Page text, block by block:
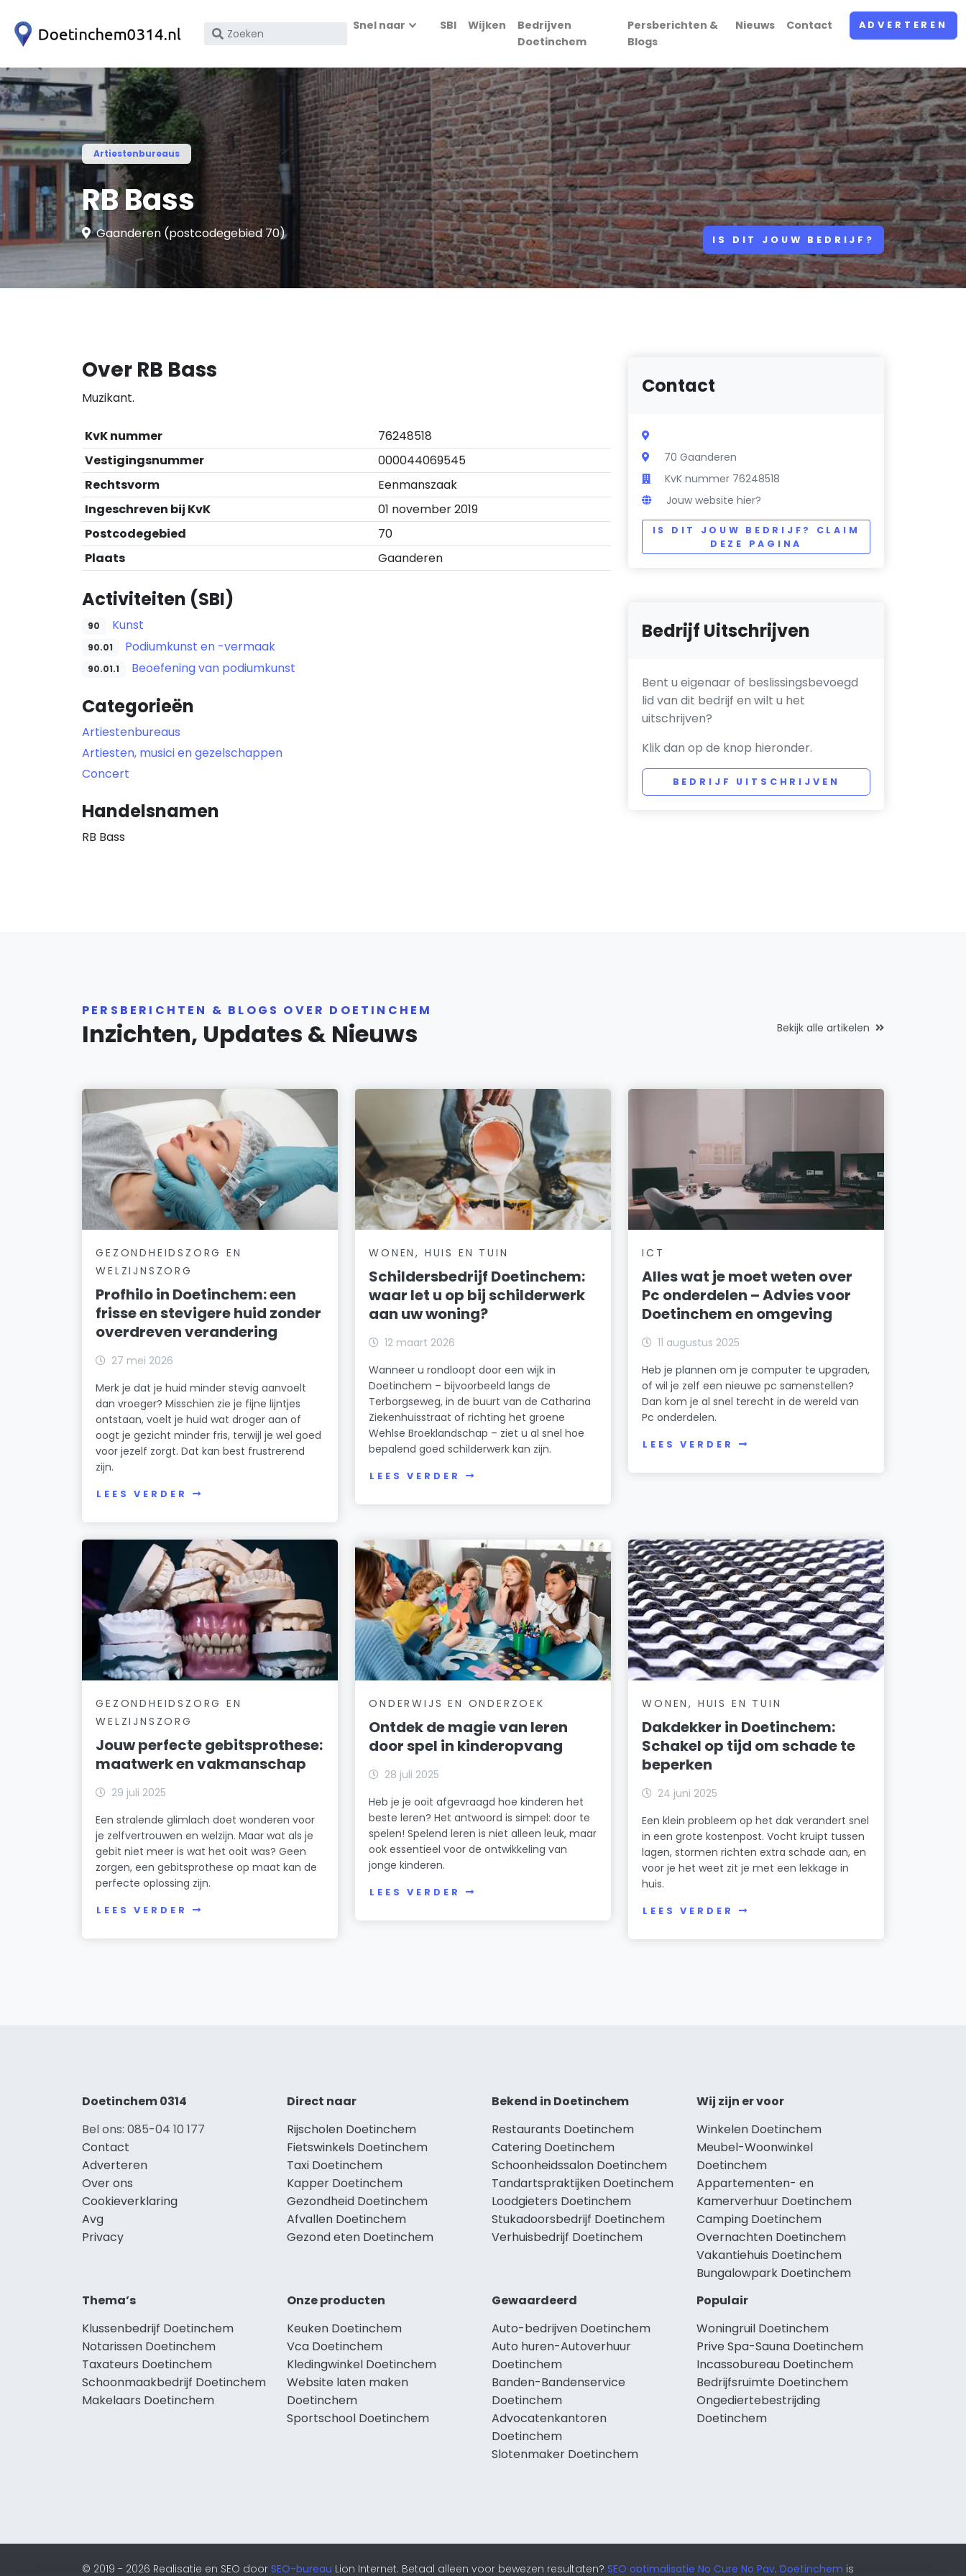
Zoek
bedrijfsnaam
of
KvK
nummer
Snel naar SBI Wijken
Bedrijven
Doetinchem
Persberichten &
Blogs
Nieuws Contact ADVERTEREN
Artiestenbureaus
RB Bass
Gaanderen (postcodegebied 70) IS DIT JOUW BEDRIJF?
Over RB Bass
Muzikant.
KvK nummer
76248518
Vestigingsnummer
000044069545
Rechtsvorm
Eenmanszaak
Ingeschreven bij KvK
01 november 2019
Postcodegebied
70
Plaats
Gaanderen
Activiteiten (SBI)
90 Kunst
90.01 Podiumkunst en -vermaak
90.01.1 Beoefening van podiumkunst
Categorieën
Artiestenbureaus
Artiesten, musici en gezelschappen
Concert
Handelsnamen
RB Bass
Contact
70 Gaanderen
KvK nummer 76248518
Jouw website hier?
IS DIT JOUW BEDRIJF? CLAIM
DEZE PAGINA
Bedrijf Uitschrijven
Bent u eigenaar of beslissingsbevoegd
lid van dit bedrijf en wilt u het
uitschrijven?
Klik dan op de knop hieronder.
BEDRIJF UITSCHRIJVEN
PERSBERICHTEN & BLOGS OVER DOETINCHEM
Inzichten, Updates & Nieuws Bekijk alle artikelen
GEZONDHEIDSZORG EN
WELZIJNSZORG
Profhilo in Doetinchem: een
frisse en stevigere huid zonder
overdreven verandering
27 mei 2026
Merk je dat je huid minder stevig aanvoelt
dan vroeger? Misschien zie je fijne lijntjes
ontstaan, voelt je huid wat droger aan of
oogt je gezicht minder fris, terwijl je wel goed
voor jezelf zorgt. Dat kan best frustrerend
zijn.
LEES VERDER
WONEN, HUIS EN TUIN
Schildersbedrijf Doetinchem:
waar let u op bij schilderwerk
aan uw woning?
12 maart 2026
Wanneer u rondloopt door een wijk in
Doetinchem – bijvoorbeeld langs de
Terborgseweg, in de buurt van de Catharina
Ziekenhuisstraat of richting het groene
Wehlse Broeklandschap – ziet u al snel hoe
bepalend goed schilderwerk kan zijn.
LEES VERDER
ICT
Alles wat je moet weten over
Pc onderdelen – Advies voor
Doetinchem en omgeving
11 augustus 2025
Heb je plannen om je computer te upgraden,
of wil je zelf een nieuwe pc samenstellen?
Dan kom je al snel terecht in de wereld van
Pc onderdelen.
LEES VERDER
GEZONDHEIDSZORG EN
WELZIJNSZORG
Jouw perfecte gebitsprothese:
maatwerk en vakmanschap
29 juli 2025
Een stralende glimlach doet wonderen voor
je zelfvertrouwen en welzijn. Maar wat als je
gebit niet meer is wat het ooit was? Geen
zorgen, een gebitsprothese op maat kan de
perfecte oplossing zijn.
LEES VERDER
ONDERWIJS EN ONDERZOEK
Ontdek de magie van leren
door spel in kinderopvang
28 juli 2025
Heb je je ooit afgevraagd hoe kinderen het
beste leren? Het antwoord is simpel: door te
spelen! Spelend leren is niet alleen leuk, maar
ook essentieel voor de ontwikkeling van
jonge kinderen.
LEES VERDER
WONEN, HUIS EN TUIN
Dakdekker in Doetinchem:
Schakel op tijd om schade te
beperken
24 juni 2025
Een klein probleem op het dak verandert snel
in een grote kostenpost. Vocht kruipt tussen
lagen, stormen richten extra schade aan, en
voor je het weet zit je met een lekkage in
huis.
LEES VERDER
Doetinchem 0314
Bel ons: 085-04 10 177
Contact
Adverteren
Over ons
Cookieverklaring
Avg
Privacy
Direct naar
Rijscholen Doetinchem
Fietswinkels Doetinchem
Taxi Doetinchem
Kapper Doetinchem
Gezondheid Doetinchem
Afvallen Doetinchem
Gezond eten Doetinchem
Bekend in Doetinchem
Restaurants Doetinchem
Catering Doetinchem
Schoonheidssalon Doetinchem
Tandartspraktijken Doetinchem
Loodgieters Doetinchem
Stukadoorsbedrijf Doetinchem
Verhuisbedrijf Doetinchem
Wij zijn er voor
Winkelen Doetinchem
Meubel-Woonwinkel
Doetinchem
Appartementen- en
Kamerverhuur Doetinchem
Camping Doetinchem
Overnachten Doetinchem
Vakantiehuis Doetinchem
Bungalowpark Doetinchem
Thema’s
Klussenbedrijf Doetinchem
Notarissen Doetinchem
Taxateurs Doetinchem
Schoonmaakbedrijf Doetinchem
Makelaars Doetinchem
Onze producten
Keuken Doetinchem
Vca Doetinchem
Kledingwinkel Doetinchem
Website laten maken
Doetinchem
Sportschool Doetinchem
Gewaardeerd
Auto-bedrijven Doetinchem
Auto huren-Autoverhuur
Doetinchem
Banden-Bandenservice
Doetinchem
Advocatenkantoren
Doetinchem
Slotenmaker Doetinchem
Populair
Woningruil Doetinchem
Prive Spa-Sauna Doetinchem
Incassobureau Doetinchem
Bedrijfsruimte Doetinchem
Ongediertebestrijding
Doetinchem
© 2019 - 2026 Realisatie en SEO door SEO-bureau Lion Internet. Betaal alleen voor bewezen resultaten? SEO optimalisatie No Cure No Pay. Doetinchem is